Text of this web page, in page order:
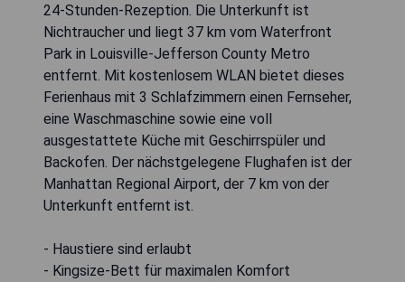
24-Stunden-Rezeption. Die Unterkunft ist
Nichtraucher und liegt 37 km vom Waterfront
Park in Louisville-Jefferson County Metro
entfernt. Mit kostenlosem WLAN bietet dieses
Ferienhaus mit 3 Schlafzimmern einen Fernseher,
eine Waschmaschine sowie eine voll
ausgestattete Küche mit Geschirrspüler und
Backofen. Der nächstgelegene Flughafen ist der
Manhattan Regional Airport, der 7 km von der
Unterkunft entfernt ist.
- Haustiere sind erlaubt
- Kingsize-Bett für maximalen Komfort